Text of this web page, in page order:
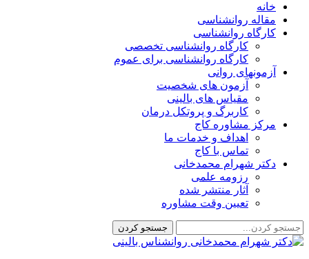
خانه
مقاله روانشناسی
کارگاه روانشناسی
کارگاه روانشناسی تخصصی
کارگاه روانشناسی برای عموم
آزمونهای روانی
آزمون های شخصیت
مقیاس های بالینی
کاربرگ و پروتکل درمان
مرکز مشاوره کاج
اهداف و خدمات ما
تماس با کاج
دکتر شهرام محمدخانی
رزومه علمی
آثار منتشر شده
تعیین وقت مشاوره